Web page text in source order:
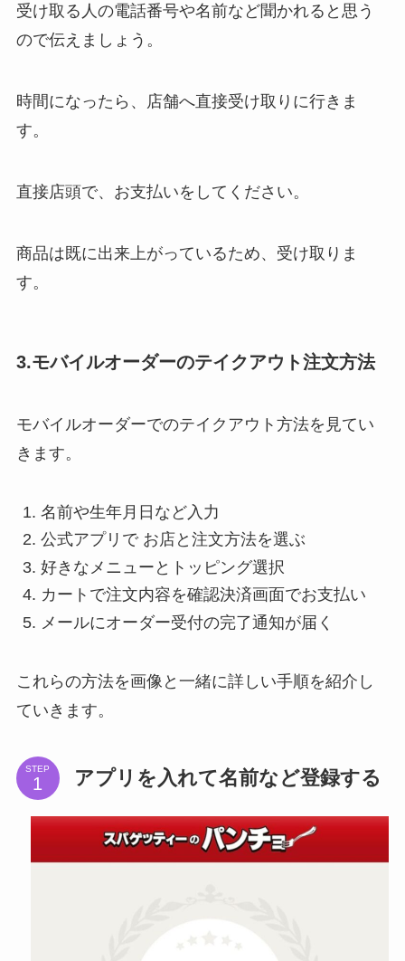
受け取る人の電話番号や名前など聞かれると思う
ので伝えましょう。
時間になったら、店舗へ直接受け取りに行きま
す。
直接店頭で、お支払いをしてください。
商品は既に出来上がっているため、受け取りま
す。
3.モバイルオーダーのテイクアウト注文方法
モバイルオーダーでのテイクアウト方法を見てい
きます。
名前や生年月日など入力
公式アプリで お店と注文方法を選ぶ
好きなメニューとトッピング選択
カートで注文内容を確認決済画面でお支払い
メールにオーダー受付の完了通知が届く
これらの方法を画像と一緒に詳しい手順を紹介し
ていきます。
STEP アプリを入れて名前など登録する